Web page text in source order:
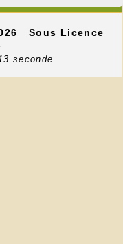
Sous Licence
seconde